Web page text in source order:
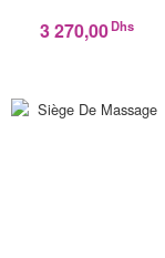
3 270,00Dhs